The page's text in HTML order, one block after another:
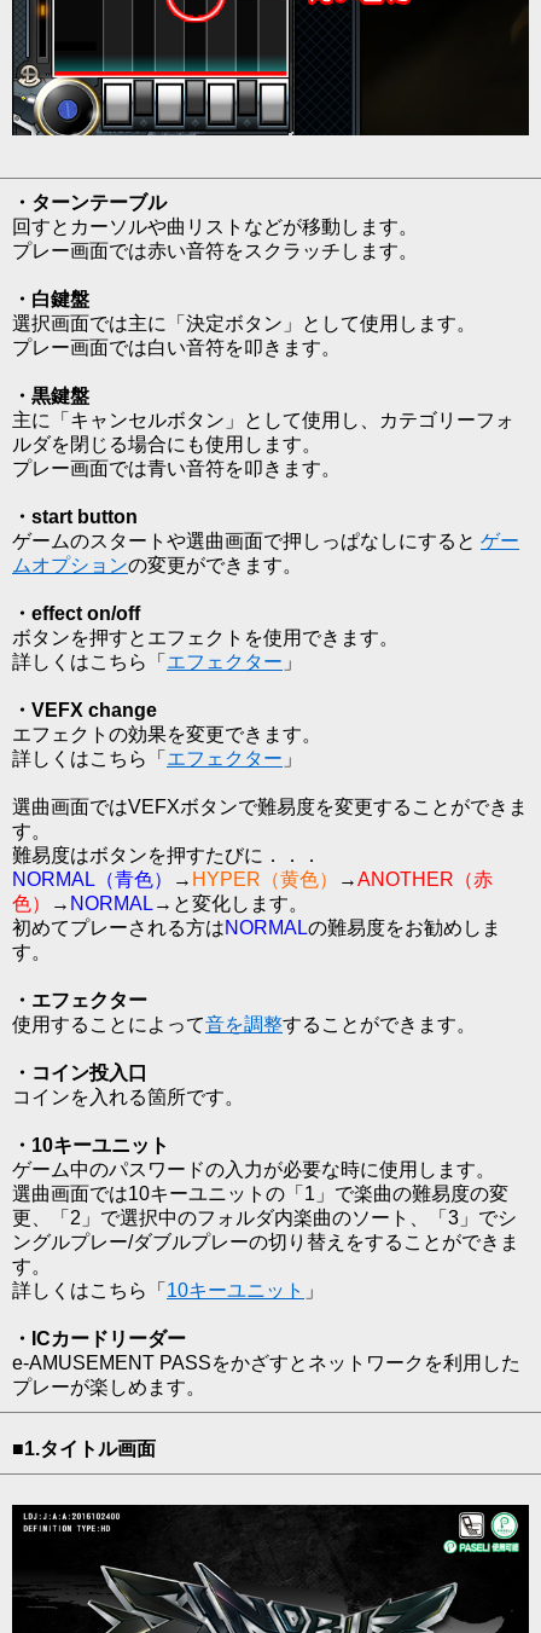
・ターンテーブル
回すとカーソルや曲リストなどが移動します。
プレー画面では赤い音符をスクラッチします。
・白鍵盤
選択画面では主に「決定ボタン」として使用します。
プレー画面では白い音符を叩きます。
・黒鍵盤
主に「キャンセルボタン」として使用し、カテゴリーフォ
ルダを閉じる場合にも使用します。
プレー画面では青い音符を叩きます。
・start button
ゲームのスタートや選曲画面で押しっぱなしにすると ゲー
ムオプションの変更ができます。
・effect on/off
ボタンを押すとエフェクトを使用できます。
詳しくはこちら「 エフェクター 」
・VEFX change
エフェクトの効果を変更できます。
詳しくはこちら「 エフェクター 」
選曲画面ではVEFXボタンで難易度を変更することができま
す。
難易度はボタンを押すたびに．．．
NORMAL（青色）
→ HYPER（黄色） →ANOTHER（赤
色）
→ NORMAL→と変化します。
初めてプレーされる方はNORMALの難易度をお勧めしま
す。
・エフェクター
使用することによって音を調整することができます。
・コイン投入口
コインを入れる箇所です。
・10キーユニット
ゲーム中のパスワードの入力が必要な時に使用します。
選曲画面では10キーユニットの「1」で楽曲の難易度の変
更、「2」で選択中のフォルダ内楽曲のソート、「3」でシ
ングルプレー/ダブルプレーの切り替えをすることができま
す。
詳しくはこちら「 10キーユニット 」
・ICカードリーダー
e-AMUSEMENT PASSをかざすとネットワークを利用した
プレーが楽しめます。
■1.タイトル画面